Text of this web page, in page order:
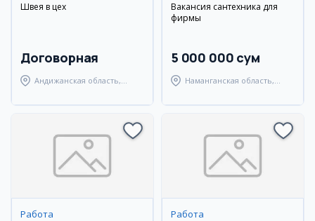
Швея в цех
Договорная
Андижанская область,
Вакансия сантехника для
фирмы
5 000 000 сум
Наманганская область,
Работа Работа